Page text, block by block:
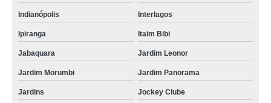
encontrar enfermagem em domicílio jardim São Saveiro
encontrar serviços de enfermagem domiciliar Jardim Morumbi
serviços de enfermagem home care empresa Aclimação
encontrar atendimento enfermagem domiciliar Vila Nova Manchester
onde tem assistência domiciliar de enfermagem Vila Clementino
Indianópolis Interlagos
Ipiranga Itaim Bibi
Jabaquara Jardim Leonor
Jardim Morumbi Jardim Panorama
Jardins Jockey Clube